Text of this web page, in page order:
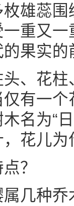
雄蕊
重又一
果实
、花
有一
名为“
花儿为
？
几种